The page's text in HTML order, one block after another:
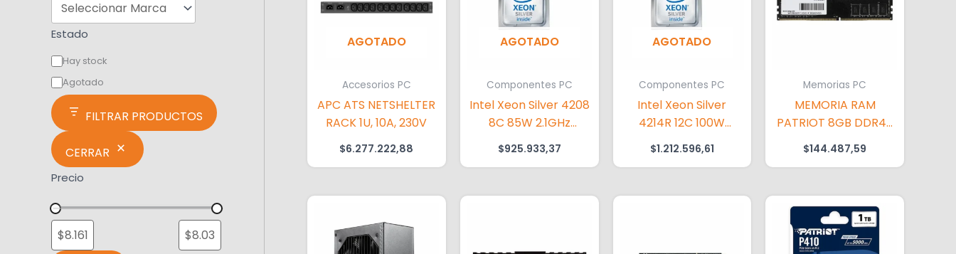
Estado
Hay stock
Agotado
FILTRAR PRODUCTOS
CERRAR
Precio
AGOTADO
Accesorios PC
APC ATS NETSHELTER
RACK 1U, 10A, 230V
$6.277.222,88
AGOTADO
Componentes PC
Intel Xeon Silver 4208
8C 85W 2.1GHz
Processor
$925.933,37
AGOTADO
Componentes PC
Intel Xeon Silver
4214R 12C 100W
2.4GHz Processor
$1.212.596,61
Memorias PC
MEMORIA RAM
PATRIOT 8GB DDR4-
3200 PC
$144.487,59